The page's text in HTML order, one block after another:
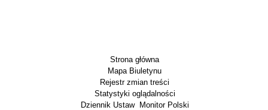
Strona główna
Mapa Biuletynu
Rejestr zmian treści
Statystyki oglądalności
Dziennik Ustaw
Monitor Polski